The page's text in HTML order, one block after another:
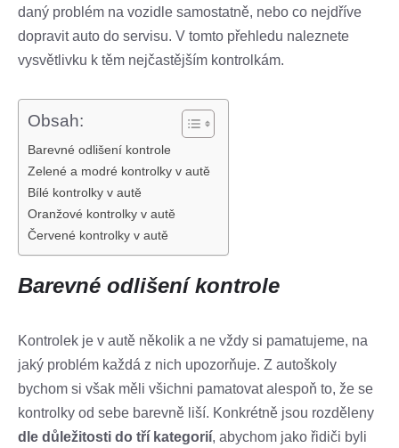
daný problém na vozidle samostatně, nebo co nejdříve
dopravit auto do servisu. V tomto přehledu naleznete
vysvětlivku k těm nejčastějším kontrolkám.
Obsah:
Barevné odlišení kontrole
Zelené a modré kontrolky v autě
Bílé kontrolky v autě
Oranžové kontrolky v autě
Červené kontrolky v autě
Barevné odlišení kontrole
Kontrolek je v autě několik a ne vždy si pamatujeme, na
jaký problém každá z nich upozorňuje. Z autoškoly
bychom si však měli všichni pamatovat alespoň to, že se
kontrolky od sebe barevně liší. Konkrétně jsou rozděleny
dle důležitosti do tří kategorií, abychom jako řidiči byli